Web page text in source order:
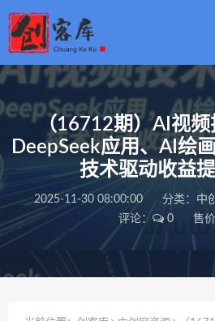
（16712期）AI视
DeepSeek应用、AI绘
技术驱动收益
2025-11-30 08:00:00 分类： 中
评论：
0 售